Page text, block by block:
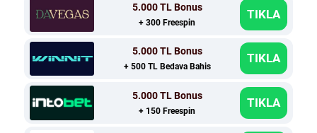
5.000 TL Bonus
+ 300 Freespin
TIKLA
5.000 TL Bonus
+ 500 TL Bedava Bahis
TIKLA
5.000 TL Bonus
+ 150 Freespin
TIKLA